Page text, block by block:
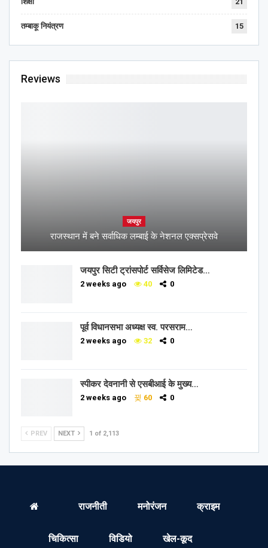
तम्बाकू नियंत्रण 15
Reviews
जयपुर
राजस्थान में बने सर्वाधिक लम्बाई के नेशनल एक्सप्रेसवे
जयपुर सिटी ट्रांसपोर्ट सर्विसेज लिमिटेड…
2 weeks ago 40 0
पूर्व विधानसभा अध्यक्ष स्व. परसराम…
2 weeks ago 32 0
स्पीकर देवनानी से एसबीआई के मुख्य…
2 weeks ago 60 0
PREV NEXT 1 of 2,113
राजनीती मनोरंजन क्राइम
चिकित्सा विडियो खेल-कूद